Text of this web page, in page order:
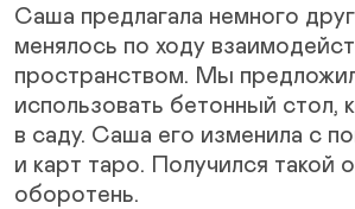
Саша предлагала немного
менялось по ходу
пространством. Мы
использовать бетонный стол,
в саду. Саша его изменила с
и карт таро. Получился такой
оборотень.